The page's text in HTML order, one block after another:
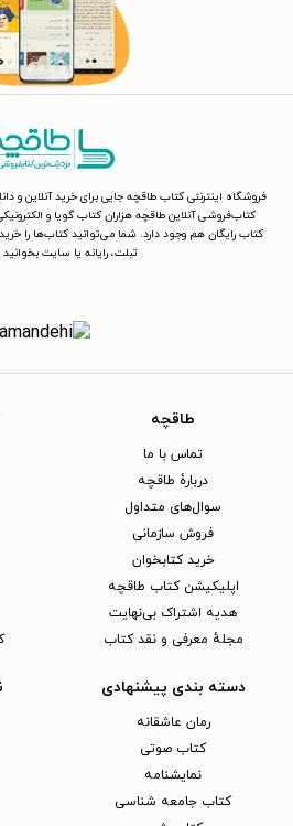
فروشگاه اینترنتی کتاب طاقچه جایی برای خرید آنلاین و
کتاب‌فروشی آنلاین طاقچه هزاران کتاب گویا و
کتاب رایگان هم وجود دارد. شما می‌توانید کتاب‌ها را
تبلت، رایانه یا سایت
طاقچه
تماس با ما
دربارهٔ طاقچه
سوال‌های متداول
فروش سازمانی
خرید کتابخوان
اپلیکیشن کتاب طاقچه
هدیه اشتراک بی‌نهایت
مجلهٔ معرفی و نقد کتاب
دسته بندی پیشنهادی
رمان عاشقانه
کتاب‌ صوتی
نمایشنامه
کتاب جامعه شناسی